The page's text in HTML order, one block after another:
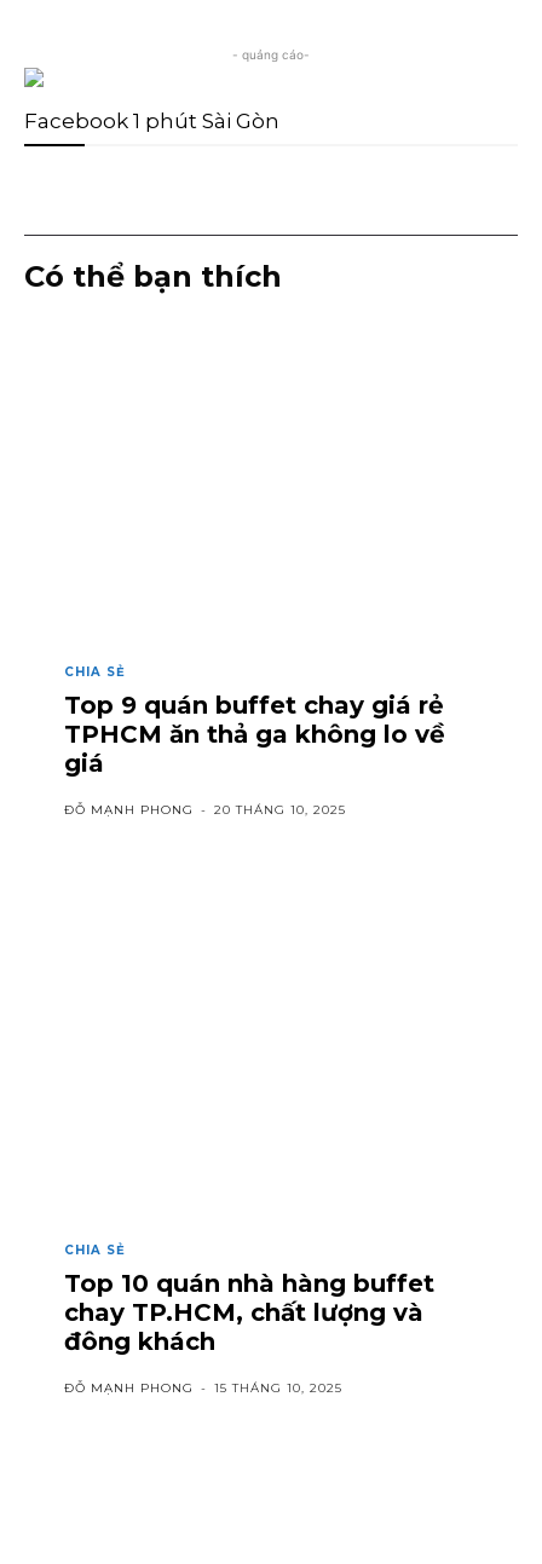
- quảng cáo-
Facebook 1 phút Sài Gòn
Có thể bạn thích
CHIA SẺ
Top 9 quán buffet chay giá rẻ
TPHCM ăn thả ga không lo về
giá
ĐỖ MẠNH PHONG - 20 THÁNG 10, 2025
CHIA SẺ
Top 10 quán nhà hàng buffet
chay TP.HCM, chất lượng và
đông khách
ĐỖ MẠNH PHONG - 15 THÁNG 10, 2025